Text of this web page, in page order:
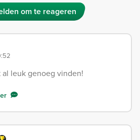
om te reageren
leuk genoeg vinden!